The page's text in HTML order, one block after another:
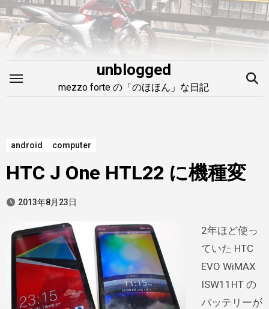
内
容
を
unblogged
mezzo forte の「のほほん」な日記
android computer
HTC J One HTL22 に機種変
2013年8月23日
2年ほど使っ
ていた HTC
EVO WiMAX
ISW11HT の
バッテリーが